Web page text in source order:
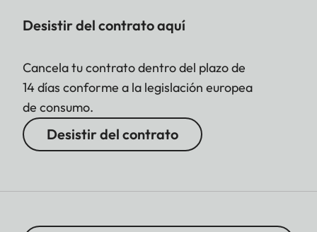
Desistir del contrato aquí
Cancela tu contrato dentro del plazo de
14 días conforme a la legislación europea
de consumo.
Desistir del contrato